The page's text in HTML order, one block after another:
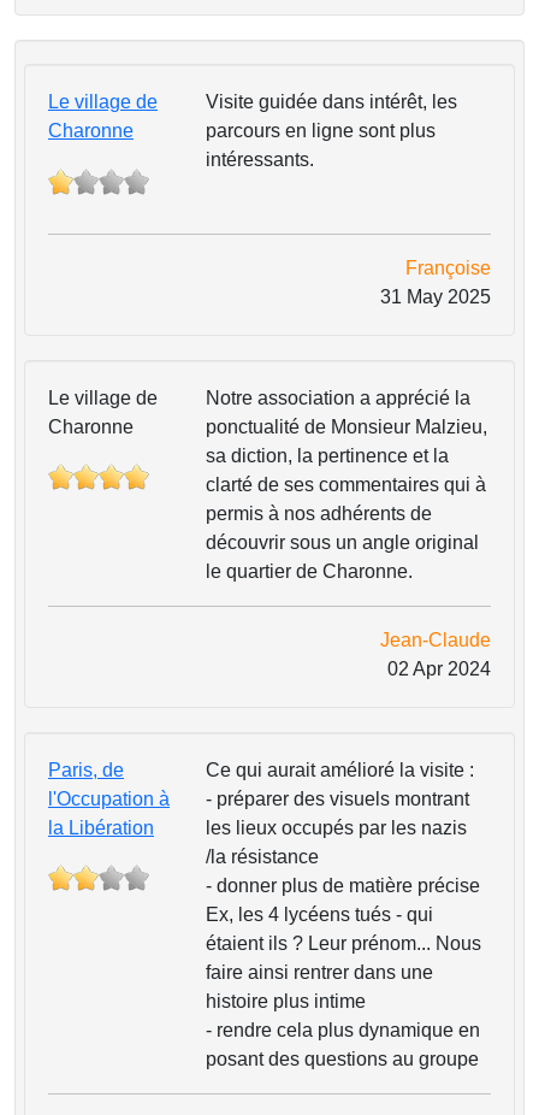
Le village de
Charonne
Visite guidée dans intérêt, les
parcours en ligne sont plus
intéressants.
Françoise
31 May 2025
Le village de
Charonne
Notre association a apprécié la
ponctualité de Monsieur Malzieu,
sa diction, la pertinence et la
clarté de ses commentaires qui à
permis à nos adhérents de
découvrir sous un angle original
le quartier de Charonne.
Jean-Claude
02 Apr 2024
Paris, de
l'Occupation à
la Libération
Ce qui aurait amélioré la visite :
- préparer des visuels montrant
les lieux occupés par les nazis
/la résistance
- donner plus de matière précise
Ex, les 4 lycéens tués - qui
étaient ils ? Leur prénom... Nous
faire ainsi rentrer dans une
histoire plus intime
- rendre cela plus dynamique en
posant des questions au groupe